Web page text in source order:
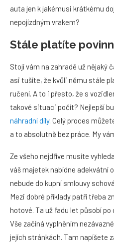
auta jen k jakémusi krátkému
nepojízdným vrakem?
Stále platíte
Stojí vám na zahradě už nějaký
asi tušíte, že kvůli němu stále
ručení. A to i přesto, že s
takové situaci počít? Nejlepší
náhradní díly. Celý proces
a to absolutně bez práce. My
Ze všeho nejdříve musíte
váš majetek nabídne adekvátní
nebude do kupní smlouvy
Mezi dobré příklady patří třeba
hotové. Ta už řadu let působí
Vše začíná vyplněním
jejích stránkách. Tam napíšete